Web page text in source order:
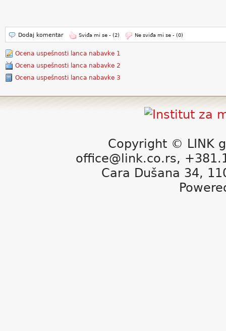
Dodaj komentar Sviđa mi se - (2) Ne sviđa mi se - (0)
Ocena uspešnosti lanca nabavke 1
Ocena uspešnosti lanca nabavke 2
Ocena uspešnosti lanca nabavke 3
Copyright © LINK
office@link.co.rs,
Cara Dušana 34,